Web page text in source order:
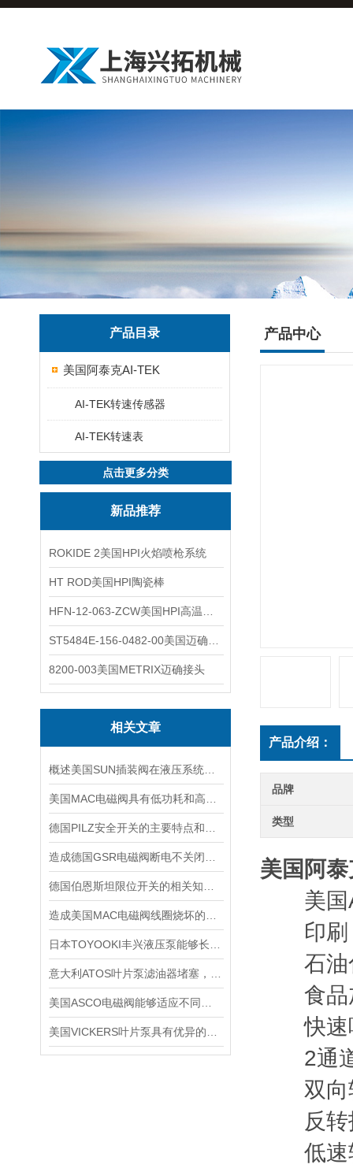
产品目录
美国阿泰克AI-TEK
AI-TEK转速传感器
AI-TEK转速表
点击更多分类
新品推荐
ROKIDE 2美国HPI火焰喷枪系统
HT ROD美国HPI陶瓷棒
8200-003美国METRIX迈确接头
相关文章
产品中心
产品介绍：
品牌
类型
美国阿
美国
印刷
石油
食品
快速
2通道
双向
反转
低速